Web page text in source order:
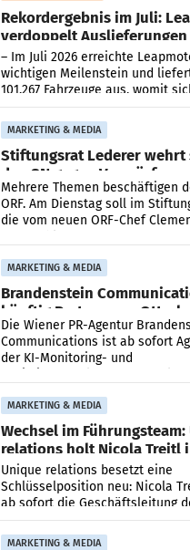
Rekordergebnis im Juli:
verdoppelt Auslieferungen
überschreitet die
– Im Juli 2026 erreichte
wichtigen Meilenstein und
101.267 Fahrzeuge aus, womit
Ergebnis gegenüber Juli 2025
verdoppelte (+102
MARKETING & MEDIA
Stiftungsrat Lederer wehrt
den SN gegen Vorwürfe
Mehrere Themen beschäftigen
ORF. Am Dienstag soll im
die vom neuen ORF-Chef
MARKETING & MEDIA
Brandenstein
künftig Partner von
Die Wiener PR-Agentur
Communications ist ab sofort
der KI-Monitoring- und
MARKETING & MEDIA
Wechsel im
relations holt Nicola Treitl
Geschäftsleitung
Unique relations besetzt eine
Schlüsselposition neu: Nicola
ab sofort die Geschäftsleitung
PR-Agentur an der Seite von
Anna Kalina-Mahr.
MARKETING & MEDIA